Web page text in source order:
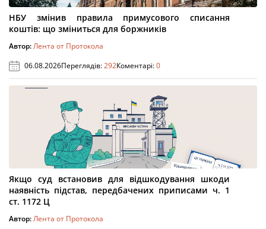
НБУ змінив правила примусового списання
коштів: що зміниться для боржників
Автор:Лента от Протокола
06.08.2026Переглядів:292Коментарі:0
Якщо суд встановив для відшкодування шкоди
наявність підстав, передбачених приписами ч. 1
ст. 1172 Ц
Автор:Лента от Протокола